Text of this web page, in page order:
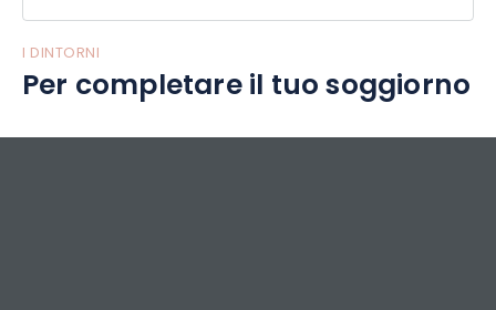
I DINTORNI
Per completare il tuo soggiorno